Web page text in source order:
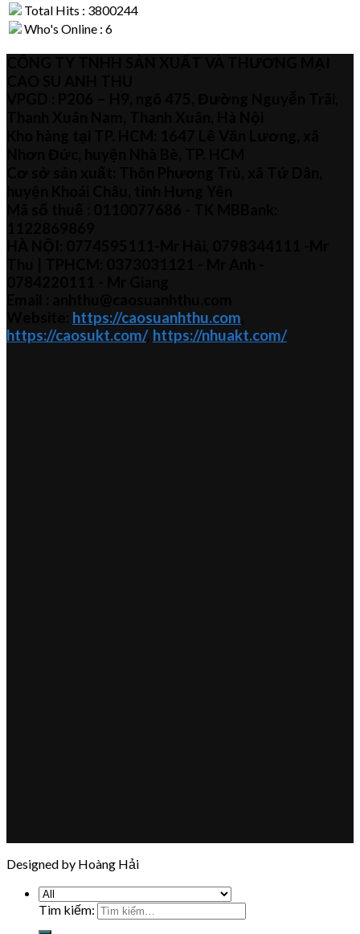
Total Hits : 3800244
Who's Online : 6
https://caosuanhthu.com
https://caosukt.com/, https://nhuakt.com/
Designed by Hoàng Hải
Tìm kiếm: